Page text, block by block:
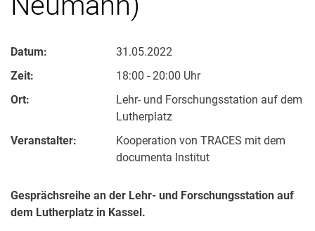
Datum:
31.05.2022
Zeit:
18:00 - 20:00 Uhr
Ort:
Lehr- und Forschungsstation auf dem
Lutherplatz
Veranstalter:
Kooperation von TRACES mit dem
documenta Institut
Gesprächsreihe an der Lehr- und Forschungsstation auf
dem Lutherplatz in Kassel.